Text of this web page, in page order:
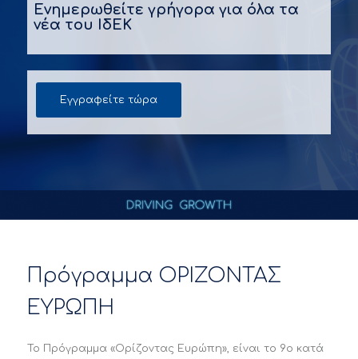
Ενημερωθείτε γρήγορα για όλα τα
νέα του ΙδΕΚ
Εγγραφείτε τώρα
Πρόγραμμα ΟΡΙΖΟΝΤΑΣ
ΕΥΡΩΠΗ
Το Πρόγραμμα «Ορίζοντας Ευρώπη», είναι το 9ο κατά